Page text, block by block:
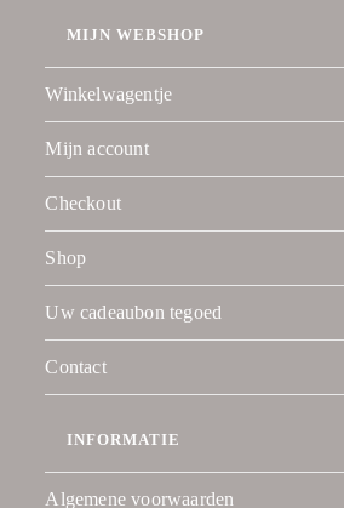
MIJN WEBSHOP
Winkelwagentje
Mijn account
Checkout
Shop
Uw cadeaubon tegoed
Contact
INFORMATIE
Algemene voorwaarden